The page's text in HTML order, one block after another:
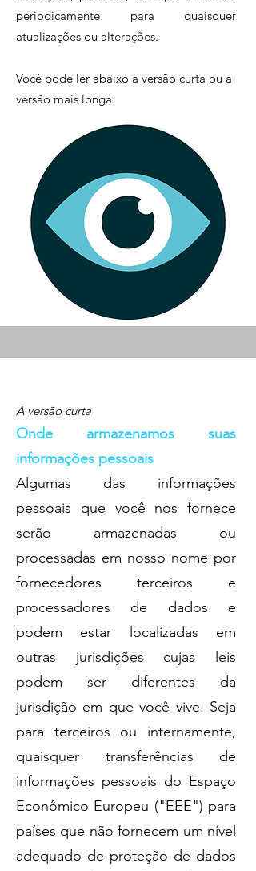
periodicamente para quaisquer
atualizações ou alterações.
Você pode ler abaixo a versão curta ou a
versão mais longa.
A versão curta
Onde armazenamos suas
informações pessoais
Algumas das informações
pessoais que você nos fornece
serão armazenadas ou
processadas em nosso nome por
fornecedores terceiros e
processadores de dados e
podem estar localizadas em
outras jurisdições cujas leis
podem ser diferentes da
jurisdição em que você vive. Seja
para terceiros ou internamente,
quaisquer transferências de
informações pessoais do Espaço
Econômico Europeu ("EEE") para
países que não fornecem um nível
adequado de proteção de dados